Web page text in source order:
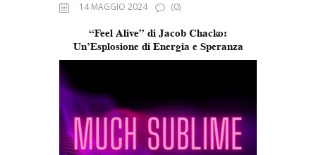
14 MAGGIO 2024 (0)
“Feel Alive” di Jacob Chacko:
Un’Esplosione di Energia e Speranza